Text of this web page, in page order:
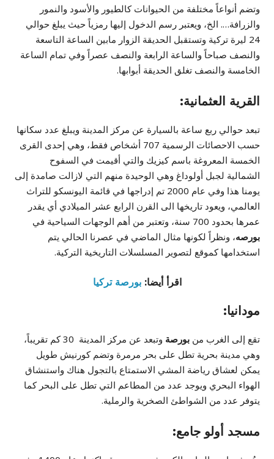
وتضم أنواعاً مختلفة من الحيوانات كالطيور والأسود والنمور
والزرافة…. الخ، ويعتبر رسم الدخول إليها رمزياً حيث يبلغ حوالي
24 ليرة تركية وتستقبل الحديقة الزوار مابين الساعة التاسعة
والنصف صباحاً والساعة الرابعة والنصف عصراً وفي تمام الساعة
الخامسة والنصف تغلق الحديقة أبوابها.
القرية العثمانية:
تبعد حوالي ربع ساعة بالسيارة عن مركز المدينة ويبلغ عدد سكانها
حسب الاحصائات الرسمية 707 أشخاص فقط، وهي إحدى القرى
الخمسة المعروغة باسم كيزيك والتي أقيمت في السفوح
الشمالية لجبل أولوداغ وهي الوحيدة منهم التي لازالت صامدة إلى
يومنا هذا وفي عام 2000 تم إدراجها في قائمة اليونسكو للتراث
العالمي، ويعود تاريخها الى القرن الرابع عشر الميلادي أي يقدر
عمرها بحدود 700 سنة، وتعتبر من أهم الوجهات السياحية في
بورصه، ونظراً لكونها مثال الماضي في عصرنا الحالي يتم
استخدامها كموقع لتصوير المسلسلات التاريخية التركية.
اقرأ أيضا:بورصة تركيا
مودانيا:
تقع إلى الغرب منبورصة
وتبعد عن مركز المدينة 30 كم تقريباً،
وهي مدينة بحرية تطل على بحر مرمرة وتضم كورنيش طويل
يمكن لعشاق رياضة المشي الاستمتاع بالتجول هناك واستنشاق
الهواء البحري ويوجد عدد من المطاعم التي تطل على البحر كما
يتوفر عدد من الشواطئ الصخرية والرملية.
مسجد أولو جامع: